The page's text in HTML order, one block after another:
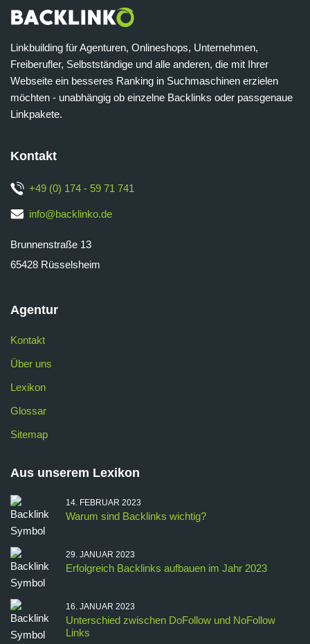
Linkbuilding für Agenturen, Onlineshops, Unternehmen,
Freiberufler, Selbstständige und alle anderen, die mit Ihrer
Webseite ein besseres Ranking in Suchmaschinen erzielen
möchten - unabhängig ob einzelne Backlinks oder passgenaue
Linkpakete.
Kontakt
+49 (0) 174 - 59 71 741
info@backlinko.de
Brunnenstraße 13
65428 Rüsselsheim
Agentur
Kontakt
Über uns
Lexikon
Glossar
Sitemap
Aus unserem Lexikon
14. FEBRUAR 2023
Warum sind Backlinks wichtig?
29. JANUAR 2023
Erfolgreich Backlinks aufbauen im Jahr 2023
16. JANUAR 2023
Unterschied zwischen DoFollow und NoFollow
Links